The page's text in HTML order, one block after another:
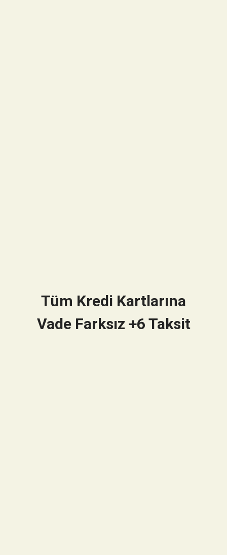
Tüm Kredi Kartlarına
Vade Farksız +6 Taksit